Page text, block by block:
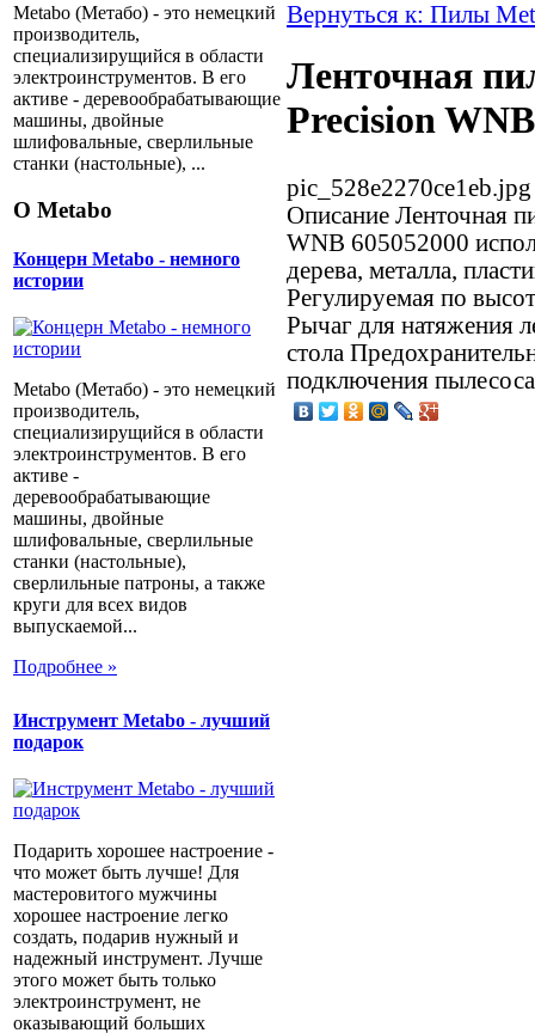
Metabo (Метабо) - это немецкий
производитель,
специализирущийся в области
электроинструментов. В его
активе - деревообрабатывающие
машины, двойные
шлифовальные, сверлильные
станки (настольные), ...
О Metabo
Концерн Metabo - немного
истории
Metabo (Метабо) - это немецкий
производитель,
специализирущийся в области
электроинструментов. В его
активе -
деревообрабатывающие
машины, двойные
шлифовальные, сверлильные
станки (настольные),
сверлильные патроны, а также
круги для всех видов
выпускаемой...
Подробнее »
Инструмент Metabo - лучший
подарок
Подарить хорошее настроение -
что может быть лучше! Для
мастеровитого мужчины
хорошее настроение легко
создать, подарив нужный и
надежный инструмент. Лучше
этого может быть только
электроинструмент, не
оказывающий больших
Вернуться к: Пилы
Ленточная
Precision
pic_528e2270ce1eb.jpg
Описание Ленточная
WNB 605052000
дерева, металла,
Регулируемая по
Рычаг для натяжения
стола
подключения